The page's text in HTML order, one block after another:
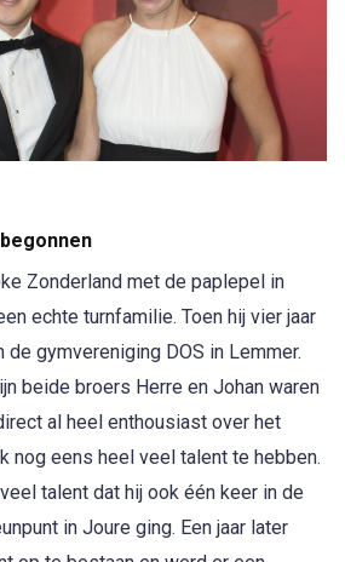
Zonderland met de paplepel in
echte turnfamilie. Toen hij vier jaar
gymvereniging DOS in Lemmer.
beide broers Herre en Johan waren
al heel enthousiast over het
nog eens heel veel talent te hebben.
talent dat hij ook één keer in de
in Joure ging. Een jaar later